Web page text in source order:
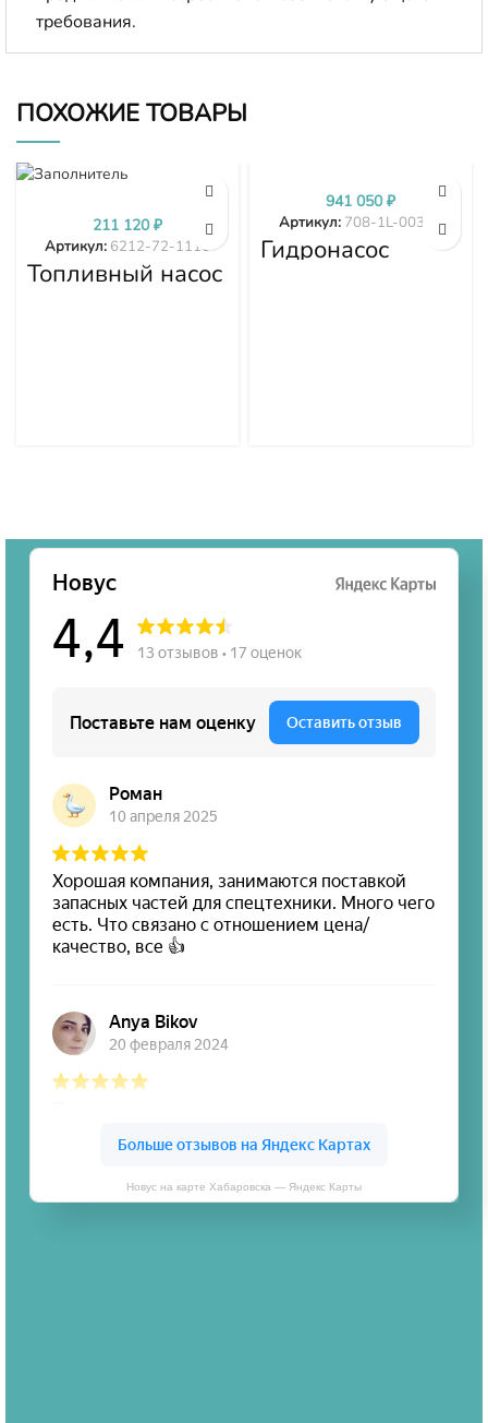
требования.
ПОХОЖИЕ ТОВАРЫ
Топливный насос
высокого
Артикул: 6212-72-1110
211 120₽
Гидронасос
основной D275A-
Артикул: 708-1L-00340
941 050₽
Новус на карте Хабаровска — Яндекс Карты